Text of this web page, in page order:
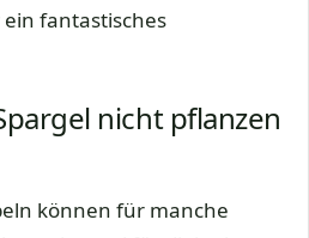
fantastisches
nicht pflanzen
können für manche